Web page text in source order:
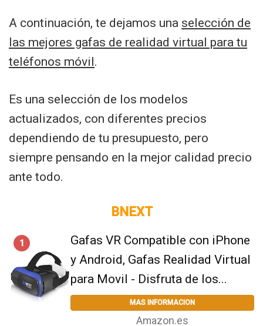
A continuación, te dejamos una selección de
las mejores gafas de realidad virtual para tu
teléfonos móvil.
Es una selección de los modelos
actualizados, con diferentes precios
dependiendo de tu presupuesto, pero
siempre pensando en la mejor calidad precio
ante todo.
BNEXT
1
Gafas VR Compatible con iPhone
y Android, Gafas Realidad Virtual
para Movil - Disfruta de los...
MAS INFORMACION
Amazon.es